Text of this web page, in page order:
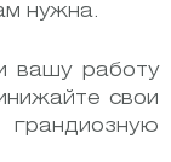
нужна.
вашу работу
свои